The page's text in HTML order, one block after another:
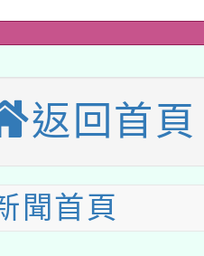
位及節水達
祈福系列
」
地景藝術
公告(無人
學行動站研
專業研習
人工智慧
返回首頁
聞首頁